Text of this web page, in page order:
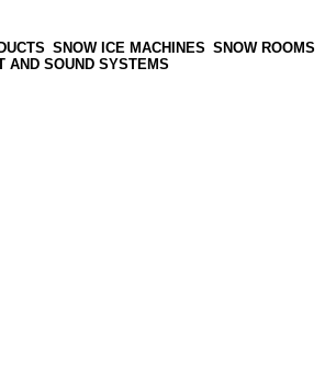
SNOW ICE MACHINES SNOW ROOMS
AND SOUND SYSTEMS